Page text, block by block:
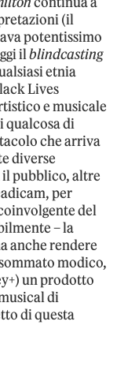
(il
potentissimo
ilblindcasting
etnia
Lives
e musicale
qualcosa di
che arriva
diverse
il pubblico, altre
per
del
– la
anche rendere
modico,
un prodotto
di
di questa